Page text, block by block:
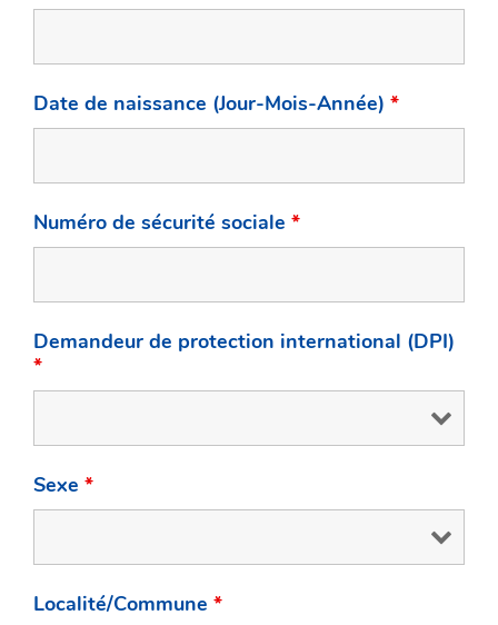
Date de naissance (Jour-Mois-Année) *
Numéro de sécurité sociale *
Demandeur de protection international (DPI)
*
Sexe *
Localité/Commune *